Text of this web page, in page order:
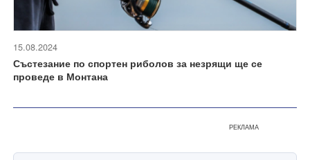
15.08.2024
Състезание по спортен риболов за незрящи ще се
проведе в Монтана
РЕКЛАМА